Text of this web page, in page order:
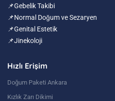
📌Gebelik Takibi
📌Normal Doğum ve Sezaryen
📌Genital Estetik
📌Jinekoloji
Hızlı Erişim
Doğum Paketi Ankara
Kızlık Zarı Dikimi